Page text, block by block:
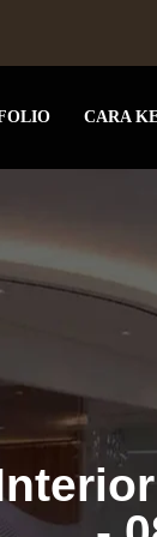
CARA